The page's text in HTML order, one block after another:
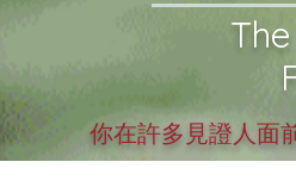
你在許多見證人面